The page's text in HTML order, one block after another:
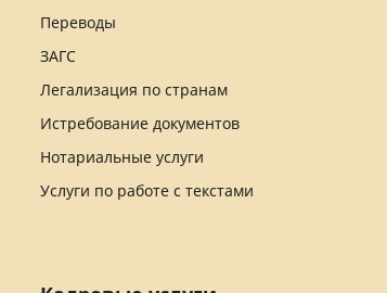
Переводы
ЗАГС
Легализация по странам
Истребование документов
Нотариальные услуги
Услуги по работе с текстами